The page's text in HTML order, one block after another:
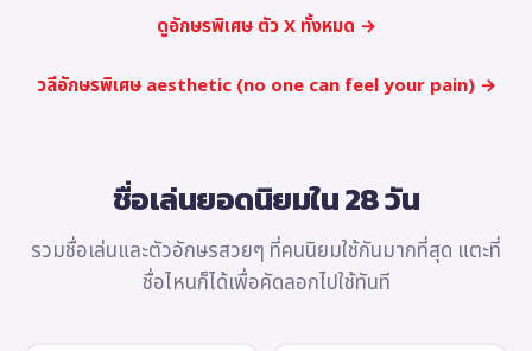
ดูอักษรพิเศษ ตัว X ทั้งหมด →
วลีอักษรพิเศษ aesthetic (no one can feel your pain) →
ชื่อเล่นยอดนิยมใน 28 วัน
รวมชื่อเล่นและตัวอักษรสวยๆ ที่คนนิยมใช้กันมากที่สุด แตะที่
ชื่อไหนก็ได้เพื่อคัดลอกไปใช้ทันที